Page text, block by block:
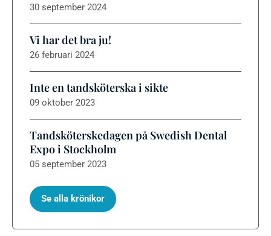
30 september 2024
Vi har det bra ju!
26 februari 2024
Inte en tandsköterska i sikte
09 oktober 2023
Tandsköterskedagen på Swedish Dental
Expo i Stockholm
05 september 2023
Se alla krönikor